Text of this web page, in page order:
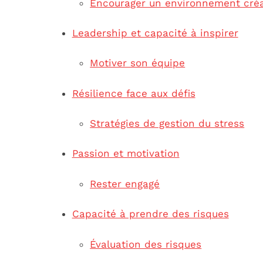
Encourager un environnement
Leadership et capacité à inspirer
Motiver son équipe
Résilience face aux défis
Stratégies de gestion du stress
Passion et motivation
Rester engagé
Capacité à prendre des risques
Évaluation des risques